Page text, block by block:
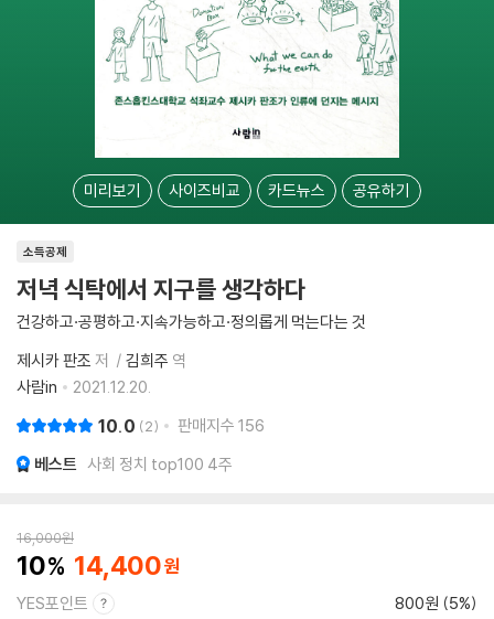
미리보기 사이즈비교 카드뉴스 공유하기
소득공제
저녁 식탁에서 지구를 생각하다
건강하고·공평하고·지속가능하고·정의롭게 먹는다는 것
제시카 판조 저 김희주 역
사람in
2021.12.20.
10.0 2 판매지수 156
베스트 사회 정치 top100 4주
16,000원
10 14,400
YES포인트 800원 (5%)